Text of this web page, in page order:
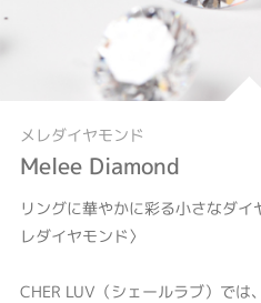
メレダイヤモンド
Melee Diamond
リングに華やかに彩る小さなダ
レダイヤモンド〉
CHER LUV（シェールラブ）では